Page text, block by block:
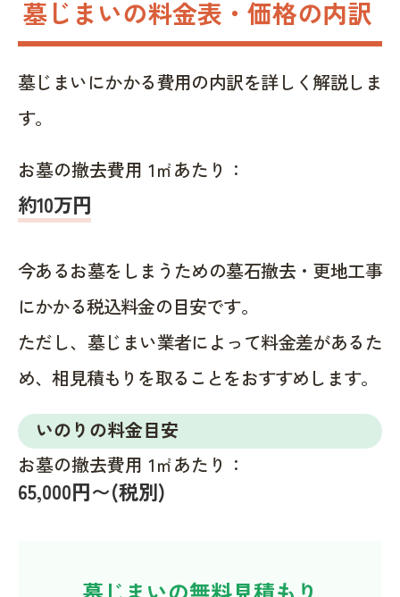
墓じまいの料金表・価格の内訳
墓じまいにかかる費用の内訳を詳しく解説しま
す。
お墓の撤去費用 1㎡あたり：
約10万円
今あるお墓をしまうための墓石撤去・更地工事
にかかる税込料金の目安です。
ただし、墓じまい業者によって料金差があるた
め、相見積もりを取ることをおすすめします。
いのりの料金目安
お墓の撤去費用 1㎡あたり：
65,000円〜(税別)